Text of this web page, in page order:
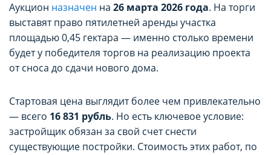
Аукцион назначен на 26 марта 2026 года. На торги
выставят право пятилетней аренды участка
площадью 0,45 гектара — именно столько времени
будет у победителя торгов на реализацию проекта
от сноса до сдачи нового дома.
Стартовая цена выглядит более чем привлекательно
— всего 16 831 рубль. Но есть ключевое условие:
застройщик обязан за свой счет снести
существующие постройки. Стоимость этих работ, по